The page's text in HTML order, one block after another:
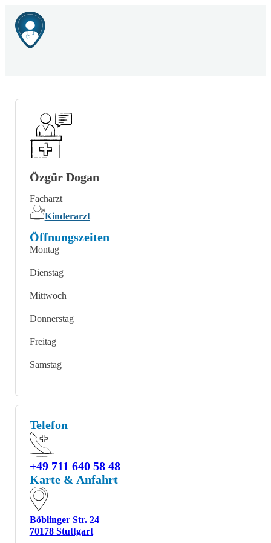
Telefon
+49 711 640 58 48
Karte & Anfahrt
Böblinger Str. 24
70178 Stuttgart
Özgür Dogan
Facharzt
Kinderarzt
Öffnungszeiten
Montag
Dienstag
Mittwoch
Donnerstag
Freitag
Samstag